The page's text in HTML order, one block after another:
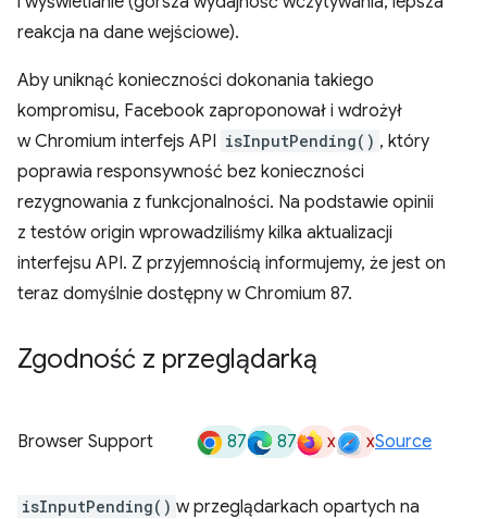
reakcja na dane wejściowe).
Aby uniknąć konieczności dokonania takiego
kompromisu, Facebook zaproponował i wdrożył
w Chromium interfejs API isInputPending() , który
poprawia responsywność bez konieczności
rezygnowania z funkcjonalności. Na podstawie opinii
z testów origin wprowadziliśmy kilka aktualizacji
interfejsu API. Z przyjemnością informujemy, że jest on
teraz domyślnie dostępny w Chromium 87.
Zgodność z przeglądarką
Browser Support 87 87 x xSource
isInputPending() w przeglądarkach opartych na